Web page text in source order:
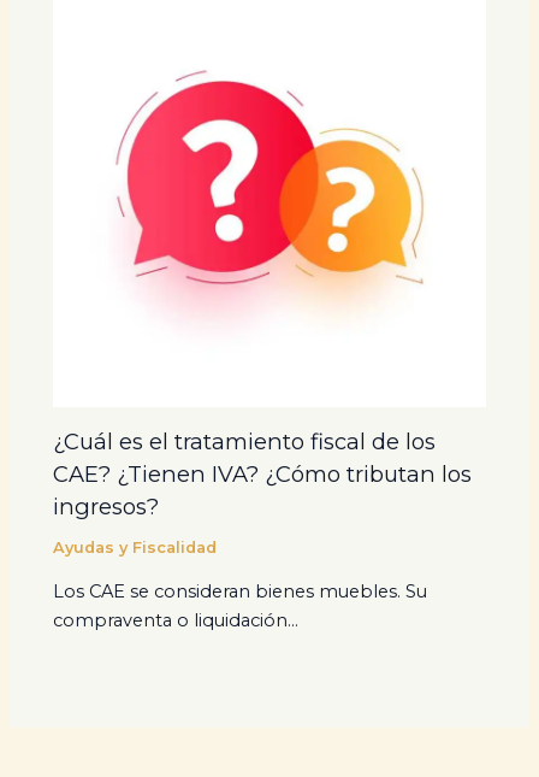
¿Cuál es el tratamiento fiscal de los
CAE? ¿Tienen IVA? ¿Cómo tributan los
ingresos?
Ayudas y Fiscalidad
Los CAE se consideran bienes muebles. Su
compraventa o liquidación…